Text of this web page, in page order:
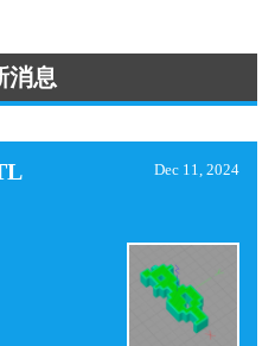
消息
Dec 11, 2024